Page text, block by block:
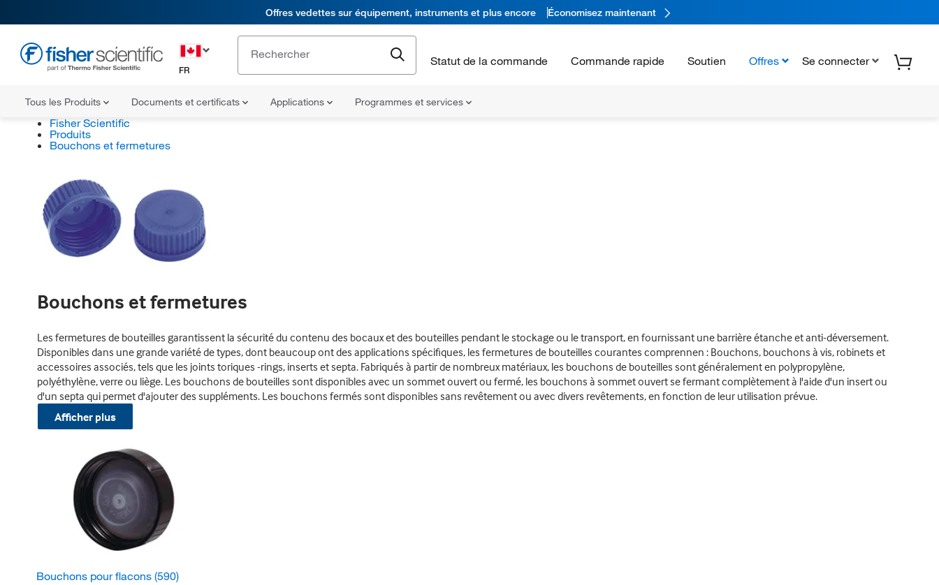
Offres vedettes sur équipement, instruments et plus encore Économisez maintenant
FR
Statut de la commande Commande rapide Soutien Offres Se connecter
Tous les Produits Documents et certificats Applications Programmes et services
Fisher Scientific
Produits
Bouchons et fermetures
Bouchons et fermetures
Les fermetures de bouteilles garantissent la sécurité du contenu des bocaux et des bouteilles pendant le stockage ou le transport, en fournissant une barrière étanche et anti-déversement.
Disponibles dans une grande variété de types, dont beaucoup ont des applications spécifiques, les fermetures de bouteilles courantes comprennen : Bouchons, bouchons à vis, robinets et
accessoires associés, tels que les joints toriques -rings, inserts et septa. Fabriqués à partir de nombreux matériaux, les bouchons de bouteilles sont généralement en polypropylène,
polyéthylène, verre ou liège. Les bouchons de bouteilles sont disponibles avec un sommet ouvert ou fermé, les bouchons à sommet ouvert se fermant complètement à l'aide d'un insert ou
d'un septa qui permet d'ajouter des suppléments. Les bouchons fermés sont disponibles sans revêtement ou avec divers revêtements, en fonction de leur utilisation prévue.
Afficher plus
Bouchons pour flacons (590)